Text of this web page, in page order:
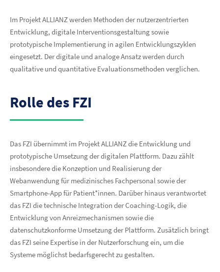
Im Projekt ALLIANZ werden Methoden der nutzerzentrierten
Entwicklung, digitale Interventionsgestaltung sowie
prototypische Implementierung in agilen Entwicklungszyklen
eingesetzt. Der digitale und analoge Ansatz werden durch
qualitative und quantitative Evaluationsmethoden verglichen.
Rolle des FZI
Das FZI übernimmt im Projekt ALLIANZ die Entwicklung und
prototypische Umsetzung der digitalen Plattform. Dazu zählt
insbesondere die Konzeption und Realisierung der
Webanwendung für medizinisches Fachpersonal sowie der
Smartphone-App für Patient*innen. Darüber hinaus verantwortet
das FZI die technische Integration der Coaching-Logik, die
Entwicklung von Anreizmechanismen sowie die
datenschutzkonforme Umsetzung der Plattform. Zusätzlich bringt
das FZI seine Expertise in der Nutzerforschung ein, um die
Systeme möglichst bedarfsgerecht zu gestalten.